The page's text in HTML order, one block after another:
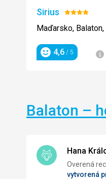
Sirius
4/5
Maďarsko,
Hodnotenie
4,6 / 5
Balaton –
Hana
vytvorená